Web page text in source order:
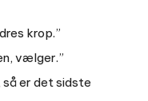
krop.”
vælger.”
så er det sidste